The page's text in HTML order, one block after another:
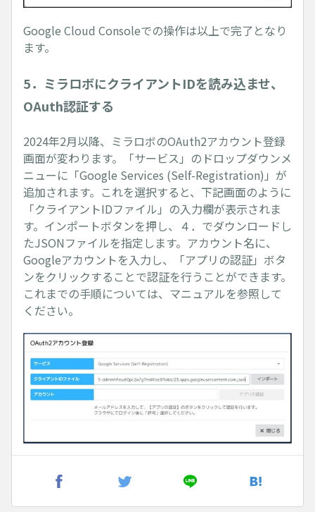
Google Cloud Consoleでの操作は以上で完了となり
ます。
5．ミラロボにクライアントIDを読み込ませ、
OAuth認証する
2024年2月以降、ミラロボのOAuth2アカウント登録
画面が変わります。「サービス」のドロップダウンメ
ニューに「Google Services (Self-Registration)」が
追加されます。これを選択すると、下記画面のように
「クライアントIDファイル」の入力欄が表示されま
す。インポートボタンを押し、４．でダウンロードし
たJSONファイルを指定します。アカウント名に、
Googleアカウントを入力し、「アプリの認証」ボタ
ンをクリックすることで認証を行うことができます。
これまでの手順については、マニュアルを参照して
ください。